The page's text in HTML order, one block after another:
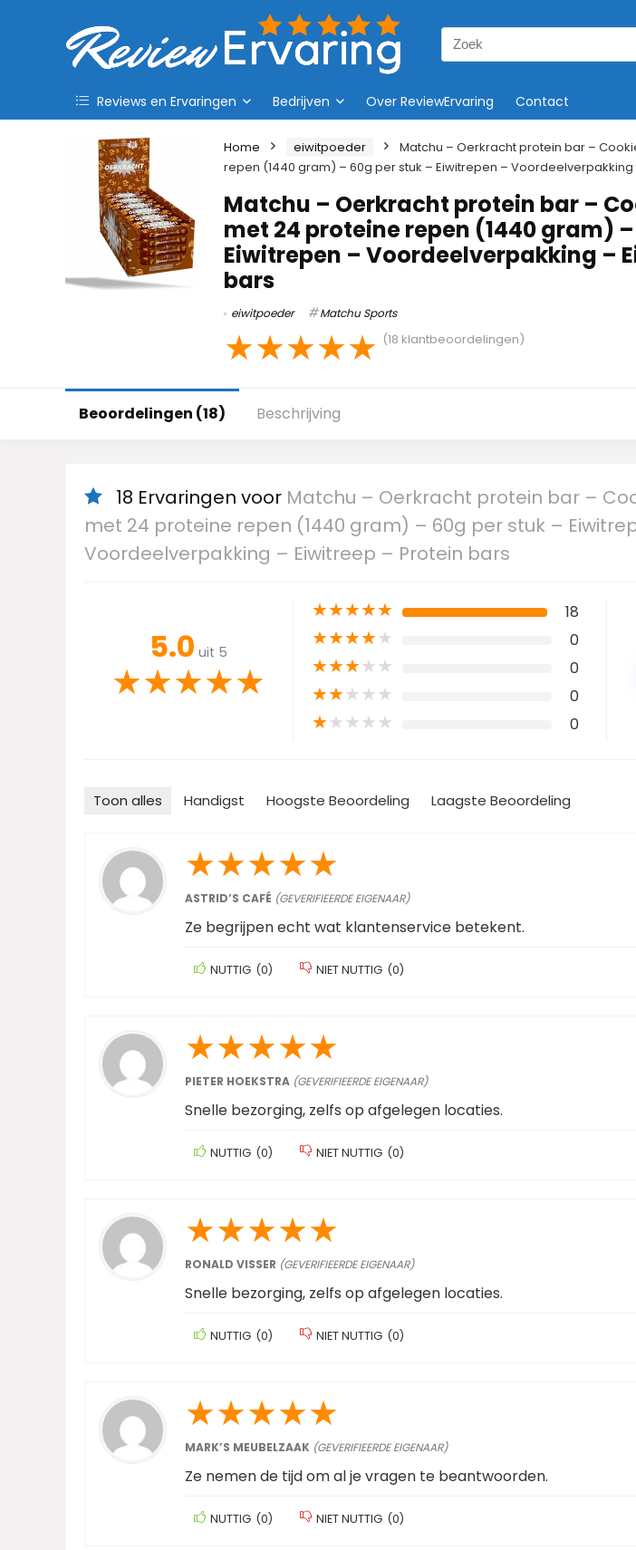
Search
for:
Reviews en Ervaringen Bedrijven Over ReviewErvaring Contact
Home eiwitpoeder
Matchu – Oerkracht protein bar –
repen (1440 gram) – 60g per stuk – Eiwitrepen –
Matchu – Oerkracht protein bar –
met 24 proteine repen (1440 gram)
Eiwitrepen – Voordeelverpakking –
bars
eiwitpoeder Matchu Sports
★★★★★ (18 klantbeoordelingen)
Beoordelingen (18) Beschrijving
18 Ervaringen voor Matchu – Oerkracht protein bar –
met 24 proteine repen (1440 gram) – 60g per stuk –
Voordeelverpakking – Eiwitreep – Protein bars
5.0 uit 5
★★★★★
★★★★★ 18
★★★★★ 0
★★★★★ 0
★★★★★ 0
★★★★★ 0
Toon alles Handigst Hoogste Beoordeling Laagste Beoordeling
★★★★★
ASTRID’S CAFÉ (GEVERIFIEERDE EIGENAAR)
Ze begrijpen echt wat klantenservice betekent.
NUTTIG (0) NIET NUTTIG (0)
★★★★★
PIETER HOEKSTRA (GEVERIFIEERDE EIGENAAR)
Snelle bezorging, zelfs op afgelegen locaties.
NUTTIG (0) NIET NUTTIG (0)
★★★★★
RONALD VISSER (GEVERIFIEERDE EIGENAAR)
Snelle bezorging, zelfs op afgelegen locaties.
NUTTIG (0) NIET NUTTIG (0)
★★★★★
MARK’S MEUBELZAAK (GEVERIFIEERDE EIGENAAR)
Ze nemen de tijd om al je vragen te beantwoorden.
NUTTIG (0) NIET NUTTIG (0)